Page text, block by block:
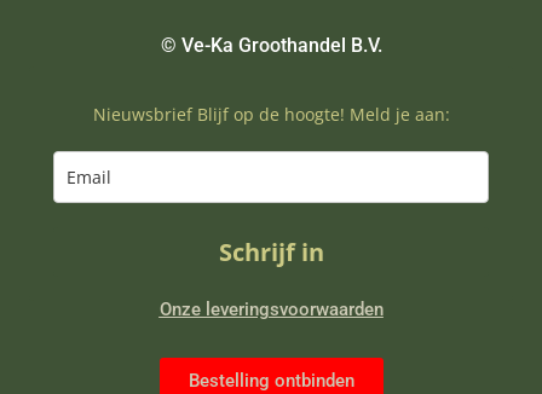
© Ve-Ka Groothandel B.V.
Nieuwsbrief Blijf op de hoogte! Meld je aan:
Schrijf in
Onze leveringsvoorwaarden
Bestelling ontbinden